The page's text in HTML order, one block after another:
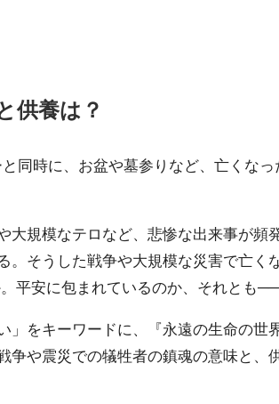
供養は？
同時に、お盆や墓参りなど、亡くなっ
大規模なテロなど、悲惨な出来事が頻
。そうした戦争や大規模な災害で亡く
平安に包まれているのか、それとも──
」をキーワードに、『永遠の生命の世
争や震災での犠牲者の鎮魂の意味と、